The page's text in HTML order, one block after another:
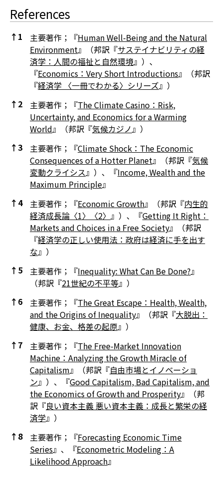
References
↑ 1 主要著作；『Human Well-Being and the Natural
Environment』（邦訳『サステイナビリティの経
済学：人間の福祉と自然環境』）、
『Economics： Very Short Introductions』（邦訳
『経済学 〈一冊でわかる〉シリーズ』）
↑ 2 主要著作；『The Climate Casino：Risk,
Uncertainty, and Economics for a Warming
World』（邦訳『気候カジノ 』）
↑3 主要著作；『Climate Shock：The Economic
Consequences of a Hotter Planet』（邦訳『気候
変動クライシス 』）、『Income, Wealth and the
Maximum Principle』
↑ 4 主要著作；『Economic Growth』（邦訳『内生的
経済成長論〈1〉〈2〉 』）、『Getting It Right：
Markets and Choices in a Free Society』（邦訳
『経済学の正しい使用法：政府は経済に手を出す
な』）
↑ 5 主要著作；『Inequality: What Can Be Done?』
（邦訳『21世紀の不平等』）
↑ 6 主要著作；『The Great Escape：Health, Wealth,
and the Origins of Inequality』（邦訳『大脱出：
健康、お金、格差の起原』）
↑ 7 主要著作；『The Free-Market Innovation
Machine：Analyzing the Growth Miracle of
Capitalism』（邦訳『自由市場とイノベーショ
ン』）、『Good Capitalism, Bad Capitalism, and
the Economics of Growth and Prosperity』（邦
訳『良い資本主義 悪い資本主義：成長と繁栄の経
済学』）
↑ 8 主要著作；『Forecasting Economic Time
Series』、『Econometric Modeling：A
Likelihood Approach』